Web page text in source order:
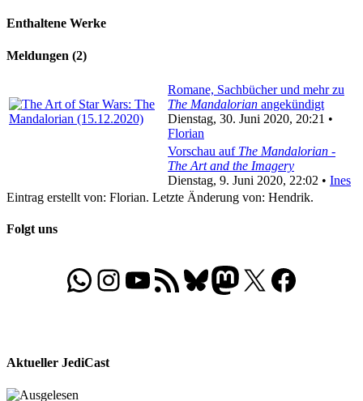
Enthaltene Werke
Meldungen (2)
Romane, Sachbücher und mehr zu
The Mandalorian angekündigt
Dienstag, 30. Juni 2020, 20:21 •
Florian
Vorschau auf The Mandalorian -
The Art and the Imagery
Dienstag, 9. Juni 2020, 22:02 • Ines
Eintrag erstellt von: Florian. Letzte Änderung von: Hendrik.
Folgt uns
WhatsApp
Folgt uns auf Instagram
Besucht unseren YouTube-Kanal
RSS-FeedBluesky
Folgt uns auf Mastodon
X Folgt uns auf
Aktueller JediCast